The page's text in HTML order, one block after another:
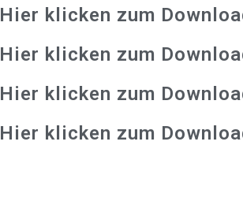
Hier klicken zum
Hier klicken zum
Hier klicken zum
Hier klicken zum